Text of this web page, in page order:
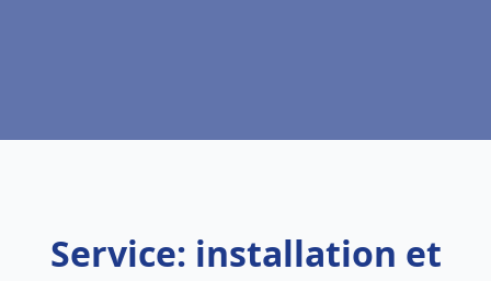
Service: installation et